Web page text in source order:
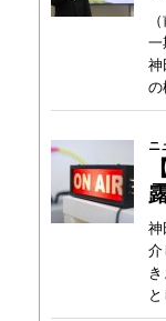
一
神
の
ニ
神
介